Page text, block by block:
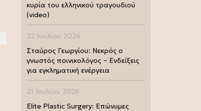
κυρία του ελληνικού τραγουδιού
(video)
22 Ιουλίου 2026
Σταύρος Γεωργίου: Νεκρός ο
γνωστός ποινικολόγος – Ενδείξεις
για εγκληματική ενέργεια
21 Ιουλίου 2026
Elite Plastic Surgery: Επώνυμες